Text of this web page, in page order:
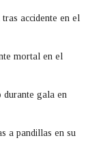
accidente en el
mortal en el
gala en
a pandillas en su